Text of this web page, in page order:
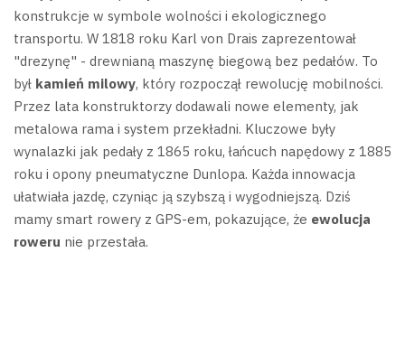
konstrukcje w symbole wolności i ekologicznego
transportu. W 1818 roku Karl von Drais zaprezentował
"drezynę" - drewnianą maszynę biegową bez pedałów. To
był kamień milowy, który rozpoczął rewolucję mobilności.
Przez lata konstruktorzy dodawali nowe elementy, jak
metalowa rama i system przekładni. Kluczowe były
wynalazki jak pedały z 1865 roku, łańcuch napędowy z 1885
roku i opony pneumatyczne Dunlopa. Każda innowacja
ułatwiała jazdę, czyniąc ją szybszą i wygodniejszą. Dziś
mamy smart rowery z GPS-em, pokazujące, że ewolucja
roweru nie przestała.